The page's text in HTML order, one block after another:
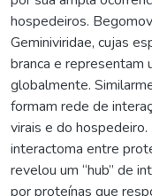
hospedeiros.
Geminiviridae, cujas
branca e representam
globalmente.
formam rede de
virais e do
interactoma entre
revelou um “hub” de
por proteínas que